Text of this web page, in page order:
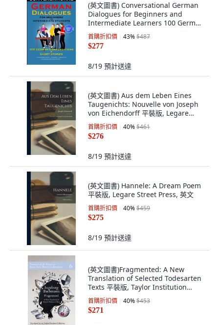
(英文圖書) Conversational German
Dialogues for Beginners and
Intermediate Learners 100 German
Conversati... 平裝版, Lulu.com, 英文
首購折扣價 43%$487
$277
8/19 預計送達
(英文圖書) Aus dem Leben Eines
Taugenichts: Nouvelle von Joseph
von Eichendorff 平裝版, Legare
Street Press, 英文
首購折扣價 40%$461
$276
8/19 預計送達
(英文圖書) Hannele: A Dream Poem
平裝版, Legare Street Press, 英文
首購折扣價 40%$459
$275
8/19 預計送達
(英文圖書)Fragmented: A New
Translation of Selected Todesarten
Texts 平裝版, Taylor Institution
Library, English, Paperback
首購折扣價 40%$453
$271